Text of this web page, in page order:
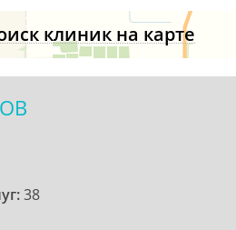
клиник на карте
38